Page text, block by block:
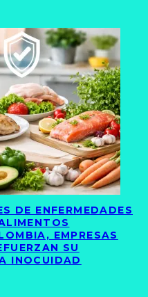
DE ENFERMEDADES
EMPRESAS
SU
INOCUIDAD